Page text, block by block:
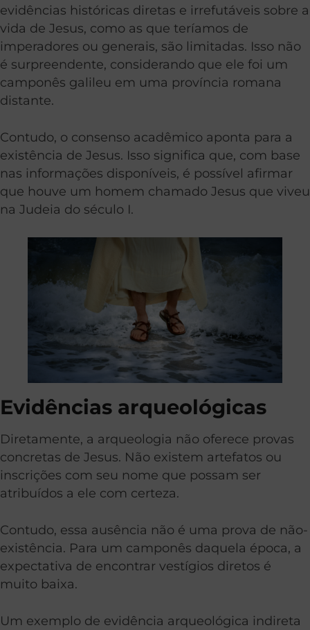
evidências históricas diretas e irrefutáveis sobre a
vida de Jesus, como as que teríamos de
imperadores ou generais, são limitadas. Isso não
é surpreendente, considerando que ele foi um
camponês galileu em uma província romana
distante.
Contudo, o consenso acadêmico aponta para a
existência de Jesus. Isso significa que, com base
nas informações disponíveis, é possível afirmar
que houve um homem chamado Jesus que viveu
na Judeia do século I.
Evidências arqueológicas
Diretamente, a arqueologia não oferece provas
concretas de Jesus. Não existem artefatos ou
inscrições com seu nome que possam ser
atribuídos a ele com certeza.
Contudo, essa ausência não é uma prova de não-
existência. Para um camponês daquela época, a
expectativa de encontrar vestígios diretos é
muito baixa.
Um exemplo de evidência arqueológica indireta